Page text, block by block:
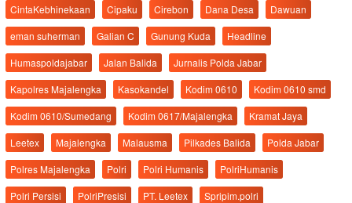
CintaKebhinekaan
Cipaku Cirebon Dana Desa
Dawuan
eman suherman
Galian C Gunung Kuda
Headline
Humaspoldajabar
Jalan Balida
Jurnalis Polda Jabar
Kapolres Majalengka
Kasokandel Kodim 0610
Kodim 0610 smd
Kodim 0610/Sumedang
Kodim 0617/Majalengka
Kramat Jaya
Leetex
Majalengka Malausma Pilkades Balida
Polda Jabar
Polres Majalengka
Polri Polri Humanis
PolriHumanis
Polri Persisi
PolriPresisi PT. Leetex
Spripim.polri